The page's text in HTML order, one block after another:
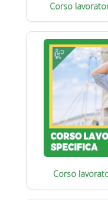
Corso
Corso